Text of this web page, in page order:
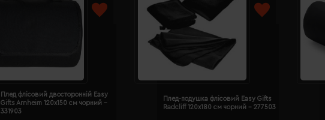
Плед флісовий двосторонній Easy
Gifts Arnheim 120х150 см чорний -
331903
Плед-подушка флісовий Easy Gifts
Radcliff 120х180 см чорний - 277503